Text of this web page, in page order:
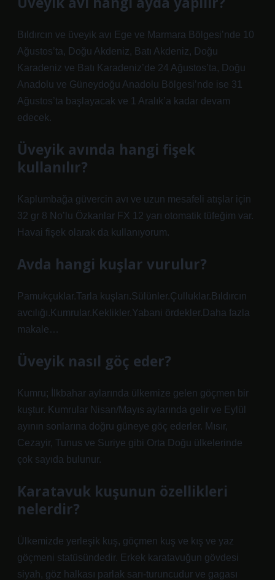
Bıldırcın ve üveyik avı Ege ve Marmara Bölgesi’nde 10
Ağustos’ta, Doğu Akdeniz, Batı Akdeniz, Doğu
Karadeniz ve Batı Karadeniz’de 24 Ağustos’ta, Doğu
Anadolu ve Güneydoğu Anadolu Bölgesi’nde ise 31
Ağustos’ta başlayacak ve 1 Aralık’a kadar devam
edecek.
Üveyik avında hangi fişek
kullanılır?
Kaplumbağa güvercin avı ve uzun mesafeli atışlar için
32 gr 8 No’lu Özkanlar FX 12 yarı otomatik tüfeğim var.
Havai fişek olarak da kullanıyorum.
Avda hangi kuşlar vurulur?
Pamukçuklar.Tarla kuşları.Sülünler.Çulluklar.Bıldırcın
avcılığı.Kumrular.Keklikler.Yabani ördekler.Daha fazla
makale…
Üveyik nasıl göç eder?
Kumru; İlkbahar aylarında ülkemize gelen göçmen bir
kuştur. Kumrular Nisan/Mayıs aylarında gelir ve Eylül
ayının sonlarına doğru güneye göç ederler. Mısır,
Cezayir, Tunus ve Suriye gibi Orta Doğu ülkelerinde
çok sayıda bulunur.
Karatavuk kuşunun özellikleri
nelerdir?
Ülkemizde yerleşik kuş, göçmen kuş ve kış ve yaz
göçmeni statüsündedir. Erkek karatavuğun gövdesi
siyah, göz halkası parlak sarı-turuncudur ve gagası